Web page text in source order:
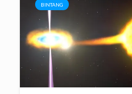
BINTANG